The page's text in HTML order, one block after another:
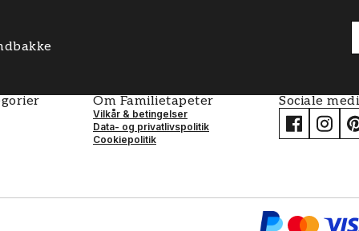
Om Familietapeter
Vilkår & betingelser
Data- og privatlivspolitik
Cookiepolitik
Sociale